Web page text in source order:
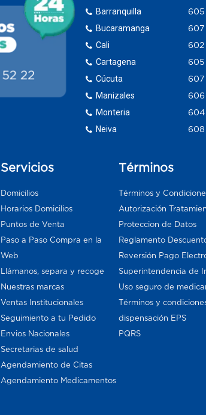
Barranquilla
Bucaramanga
Cali
Cartagena
Cúcuta
Manizales
Monteria
Neiva
605
607
602
605
607
606
604
608
Servicios
Domicilios
Horarios Domicilios
Puntos de Venta
Paso a Paso Compra en la
Web
Llámanos, separa y recoge
Nuestras marcas
Ventas Institucionales
Seguimiento a tu Pedido
Envios Nacionales
Secretarias de salud
Agendamiento de Citas
Agendamiento Medicamentos
Términos
Términos y
Autorización
Proteccion de Datos
Reglamento
Reversión Pago
Superintendencia de
Uso seguro de
Términos y
dispensación EPS
PQRS